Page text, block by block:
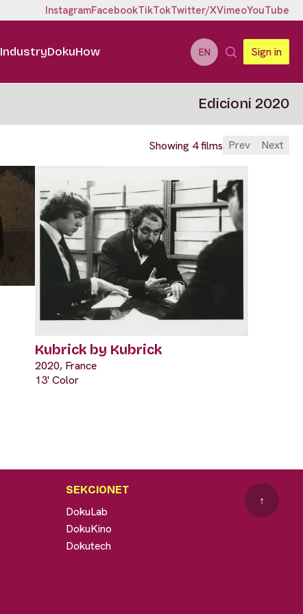
InstagramFacebookTikTokTwitter/XVimeoYouTube
IndustryDokuHow EN Sign in
Edicioni 2020
Showing 4 films Prev Next
Kubrick by Kubrick
2020, France
13' Color
SEKCIONET
DokuLab
DokuKino
Dokutech
↑